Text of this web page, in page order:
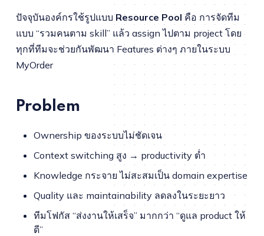
ปัจจุบันองค์กรใช้รูปแบบResource Pool คือ การจัดทีม
แบบ “รวมคนตาม skill” แล้ว assign ไปตาม project โดย
ทุกที่ทีมจะช่วยกันพัฒนา Features ต่างๆ ภายในระบบ
MyOrder
Problem
Ownership ของระบบไม่ชัดเจน
Context switching สูง → productivity ต่ำ
Knowledge กระจาย ไม่สะสมเป็น domain expertise
Quality และ maintainability ลดลงในระยะยาว
ทีมโฟกัส “ส่งงานให้เสร็จ” มากกว่า “ดูแล product ให้
ดี”